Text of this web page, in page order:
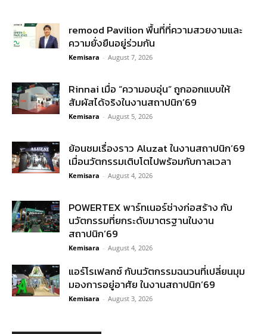
remood Pavilion พื้นที่ที่ความสวยงามและ
ความยั่งยืนอยู่ร่วมกัน
Kemisara - August 7, 2026
Rinnai เมื่อ “ความอบอุ่น” ถูกออกแบบให้
สัมผัสได้จริงในงานสถาปนิก’69
Kemisara - August 5, 2026
ย้อนชมเรื่องราว Aluzat ในงานสถาปนิก’69
เมื่อนวัตกรรมเติบโตไปพร้อมกับกาลเวลา
Kemisara - August 4, 2026
POWERTEX พาร์ทเนอร์ช่างก่อสร้าง กับ
นวัตกรรมที่ยกระดับมาตรฐานในงาน
สถาปนิก’69
Kemisara - August 4, 2026
แอร์โรเฟลกซ์ กับนวัตกรรมฉนวนที่เปลี่ยนมุม
มองการอยู่อาศัย ในงานสถาปนิก’69
Kemisara - August 3, 2026